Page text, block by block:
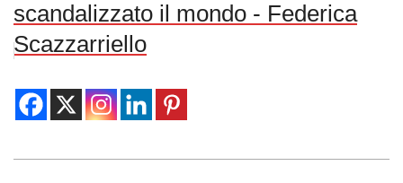
scandalizzato il mondo - Federica
Scazzarriello